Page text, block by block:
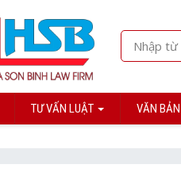
TƯ VẤN LUẬT VĂN